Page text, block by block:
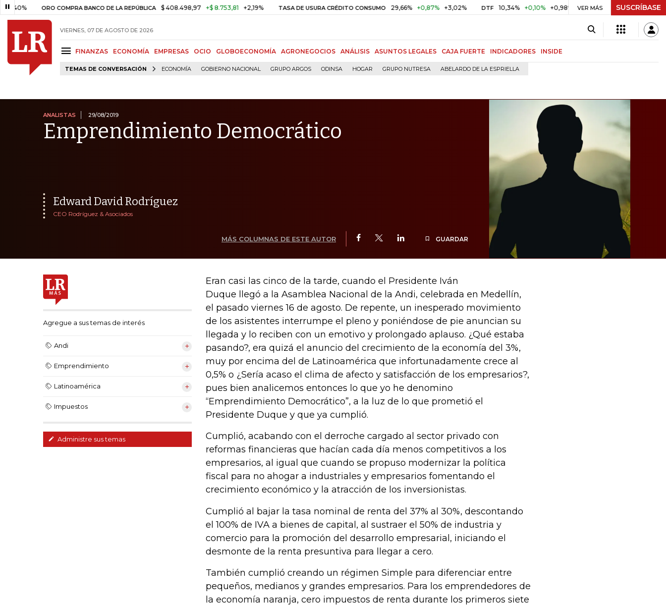
ORO COMPRA BANCO DE LA REPÚBLICA $ 408.498,97 +$ 8.753,81 +2,19% TASA DE USURA CRÉDITO CONSUMO 29,66% +0,87% +3,02% DTF 10,34% +0,10% +0,98% UVR $ 416,91 +$ 0,05 +0,01%
VER MÁS SUSCRÍBASE
VIERNES, 07 DE AGOSTO DE 2026
FINANZAS ECONOMÍA EMPRESAS OCIO GLOBOECONOMÍA AGRONEGOCIOS ANÁLISIS ASUNTOS LEGALES CAJA FUERTE INDICADORES INSIDE
TEMAS DE CONVERSACIÓN ECONOMÍA GOBIERNO NACIONAL GRUPO ARGOS ODINSA HOGAR GRUPO NUTRESA ABELARDO DE LA ESPRIELLA
ANALISTAS 29/08/2019
Emprendimiento Democrático
Edward David Rodríguez
CEO Rodríguez & Asociados
MÁS COLUMNAS DE ESTE AUTOR GUARDAR
Agregue a sus temas de interés
Andi
Emprendimiento
Latinoamérica
Impuestos
Administre sus temas
Eran casi las cinco de la tarde, cuando el Presidente Iván
Duque llegó a la Asamblea Nacional de la Andi, celebrada en Medellín,
el pasado viernes 16 de agosto. De repente, un inesperado movimiento
de los asistentes interrumpe el pleno y poniéndose de pie anuncian su
llegada y lo reciben con un emotivo y prolongado aplauso. ¿Qué estaba
pasando?, era quizá el anuncio del crecimiento de la economía del 3%,
muy por encima del de Latinoamérica que infortunadamente crece al
0,5% o ¿Sería acaso el clima de afecto y satisfacción de los empresarios?,
pues bien analicemos entonces lo que yo he denomino
“Emprendimiento Democrático”, a la luz de lo que prometió el
Presidente Duque y que ya cumplió.
Cumplió, acabando con el derroche cargado al sector privado con
reformas financieras que hacían cada día menos competitivos a los
empresarios, al igual que cuando se propuso modernizar la política
fiscal para no ahogar a industriales y empresarios fomentando el
crecimiento económico y la atracción de los inversionistas.
Cumplió al bajar la tasa nominal de renta del 37% al 30%, descontando
el 100% de IVA a bienes de capital, al sustraer el 50% de industria y
comercio para la promoción del desarrollo empresarial, iniciando el
desmonte de la renta presuntiva para llegar a cero.
También cumplió creando un régimen Simple para diferenciar entre
pequeños, medianos y grandes empresarios. Para los emprendedores de
la economía naranja, cero impuestos de renta durante los primeros siete